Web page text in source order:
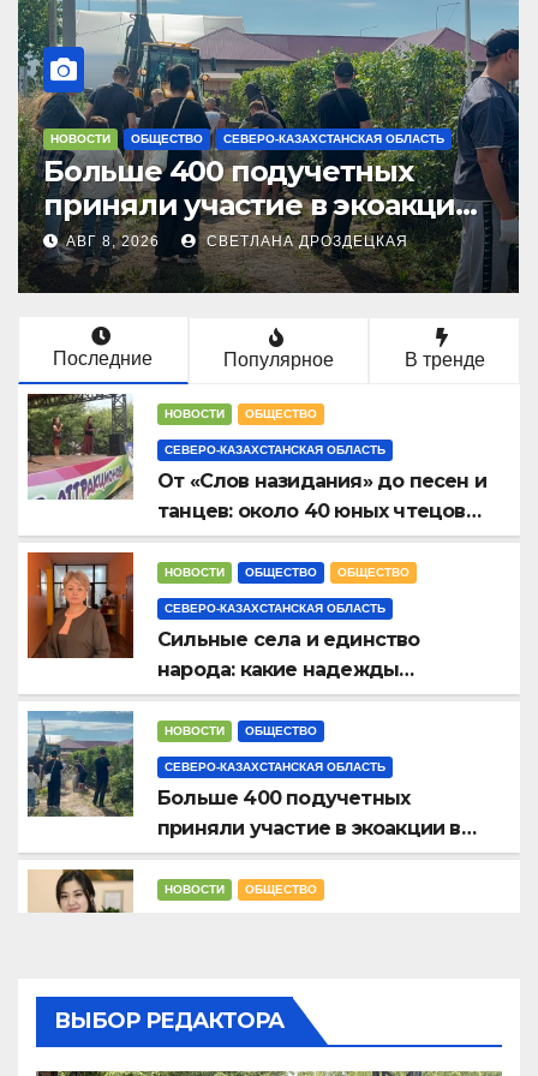
ОБЛАСТЬ
экоакции
НОВОСТИ ОБЩЕСТВО СЕВЕРО-
Выбирать будущее
молодежь СКО
оставаться в
августа
АВГ 8, 2026 СВЕТЛАНА
Последние Популярное В тренде
НОВОСТИ ОБЩЕСТВО
СЕВЕРО-КАЗАХСТАНСКАЯ ОБЛАСТЬ
От «Слов назидания» до песен и
танцев: около 40 юных чтецов
собрались на Абай оқулары в
Петропавловске
НОВОСТИ ОБЩЕСТВО ОБЩЕСТВО
СЕВЕРО-КАЗАХСТАНСКАЯ ОБЛАСТЬ
Сильные села и единство
народа: какие надежды
связывают с новым Курултаем
жители СКО
НОВОСТИ ОБЩЕСТВО
СЕВЕРО-КАЗАХСТАНСКАЯ ОБЛАСТЬ
Больше 400 подучетных
приняли участие в экоакции в
СКО
НОВОСТИ ОБЩЕСТВО
оставаться в стороне 23 августа
ВЫБОРЫ
ВЫБОР РЕДАКТОРА